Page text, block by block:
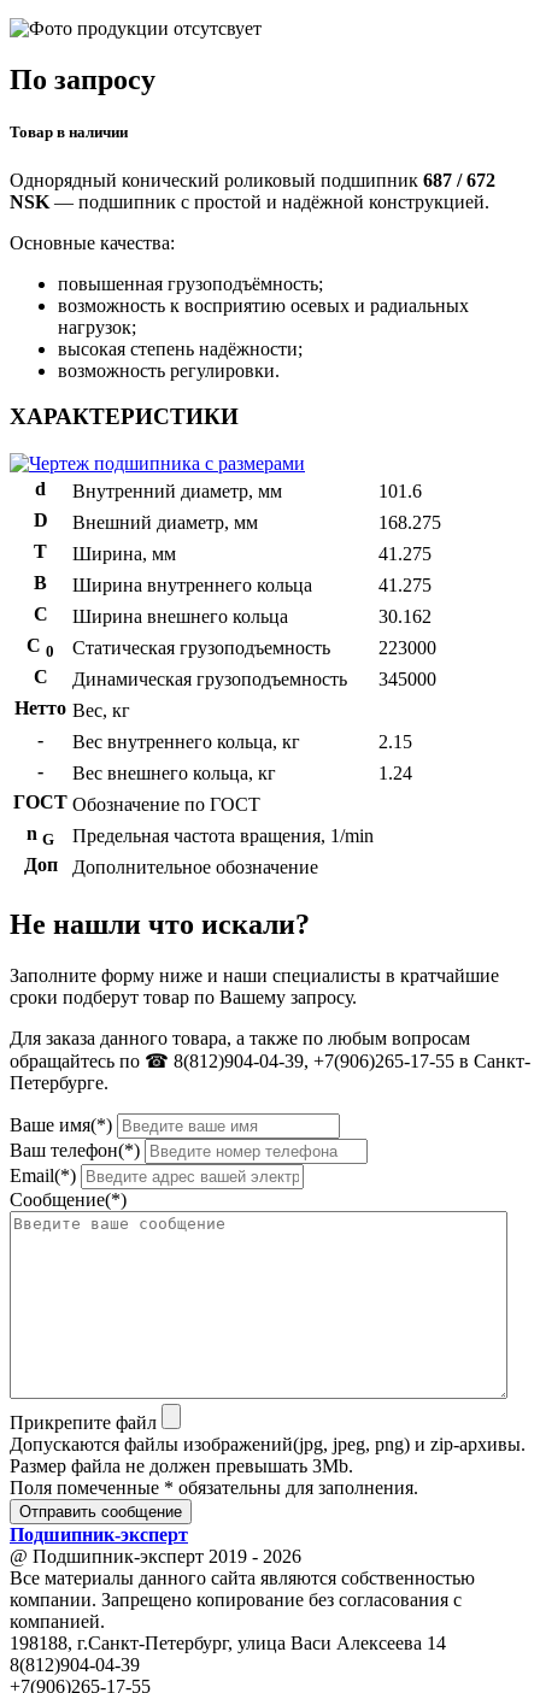
По запросу
Товар в наличии
Однорядный конический роликовый подшипник 687 / 672
NSK — подшипник с простой и надёжной конструкцией.
Основные качества:
повышенная грузоподъёмность;
возможность к восприятию осевых и радиальных
нагрузок;
высокая степень надёжности;
возможность регулировки.
ХАРАКТЕРИСТИКИ
d Внутренний диаметр, мм
101.6
D
Внешний диаметр, мм
168.275
T
Ширина, мм
41.275
B
Ширина внутреннего кольца
41.275
С
Ширина внешнего кольца
30.162
С 0 Статическая грузоподъемность
223000
C
Динамическая грузоподъемность
345000
Нетто Вес, кг
-
Вес внутреннего кольца, кг
2.15
-
Вес внешнего кольца, кг
1.24
ГОСТ Обозначение по ГОСТ
n G
Предельная частота вращения, 1/min
Доп
Дополнительное обозначение
Не нашли что искали?
Заполните форму ниже и наши специалисты в кратчайшие
сроки подберут товар по Вашему запросу.
Для заказа данного товара, а также по любым вопросам
обращайтесь по ☎ 8(812)904-04-39, +7(906)265-17-55 в Санкт-
Петербурге.
Ваше имя(*)
Ваш телефон(*)
Email(*)
Сообщение(*)
Прикрепите файл
Допускаются файлы изображений(jpg, jpeg, png) и zip-архивы.
Размер файла не должен превышать 3Mb.
Поля помеченные * обязательны для заполнения.
Отправить сообщение
Подшипник-эксперт
@ Подшипник-эксперт 2019 - 2026
Все материалы данного сайта являются собственностью
компании. Запрещено копирование без согласования с
компанией.
198188, г.Санкт-Петербург, улица Васи Алексеева 14
8(812)904-04-39
+7(906)265-17-55